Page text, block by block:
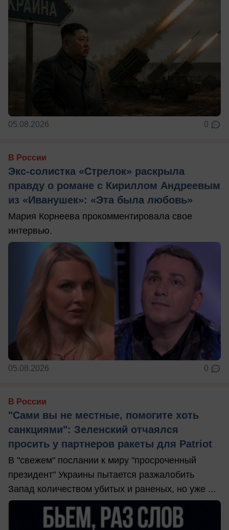
05.08.2026 0
В России
Экс-солистка «Стрелок» раскрыла
правду о романе с Кириллом Андреевым
из «Иванушек»: «Эта была любовь»
Мария Корнеева прокомментировала свое
интервью.
05.08.2026 0
В России
"Сами вы не местные, помогите хоть
санкциями": Зеленский отчаялся
просить у партнеров ракеты для Patriot
В "свежем" послании к миру "просроченный
президент" Украины пытается разжалобить
Запад количеством убитых и раненых, но уже ...